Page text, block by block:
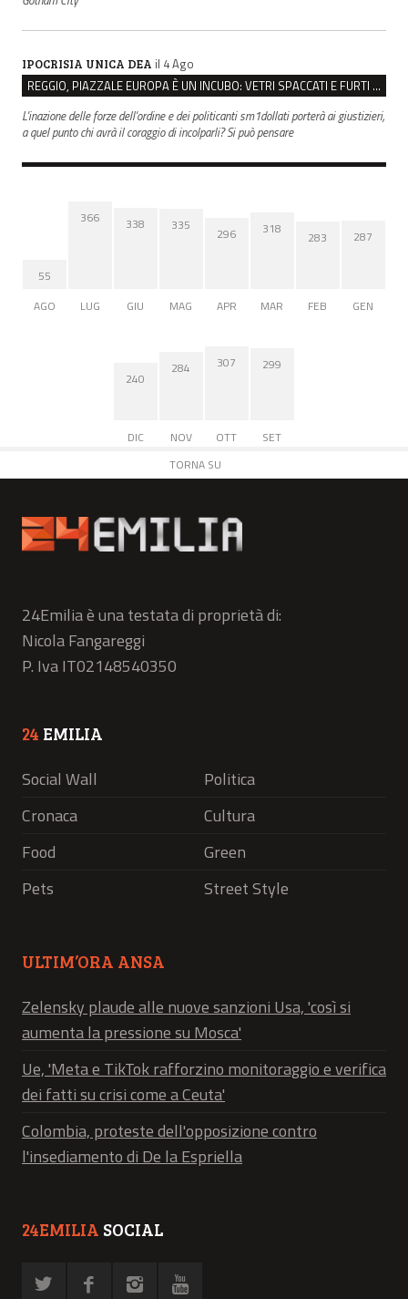
IPOCRISIA UNICA DEA il 4 Ago
REGGIO, PIAZZALE EUROPA È UN INCUBO: VETRI SPACCATI E FURTI SULLE AUTO IN SOSTA
L'inazione delle forze dell'ordine e dei politicanti sm1dollati porterà ai giustizieri,
a quel punto chi avrà il coraggio di incolparli? Si può pensare
55
AGO
366
LUG
338
GIU
335
MAG
296
APR
318
MAR
283
FEB
287
GEN
240
DIC
284
NOV
307
OTT
299
SET
TORNA SU
24Emilia è una testata di proprietà di:
Nicola Fangareggi
P. Iva IT02148540350
24 EMILIA
Social Wall
Politica
Cronaca
Cultura
Food
Green
Pets
Street Style
ULTIM’ORA ANSA
Zelensky plaude alle nuove sanzioni Usa, 'così si
aumenta la pressione su Mosca'
Ue, 'Meta e TikTok rafforzino monitoraggio e verifica
dei fatti su crisi come a Ceuta'
Colombia, proteste dell'opposizione contro
l'insediamento di De la Espriella
24EMILIA SOCIAL